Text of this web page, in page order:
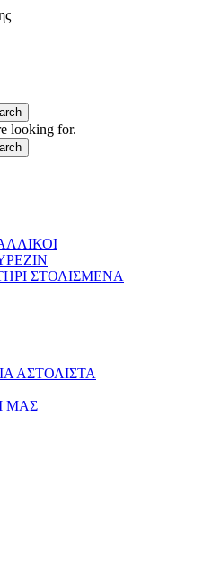
looking for.
ΣΤΟΛΙΣΜΕΝΑ
ΑΣΤΟΛΙΣΤΑ
ΜΑΣ